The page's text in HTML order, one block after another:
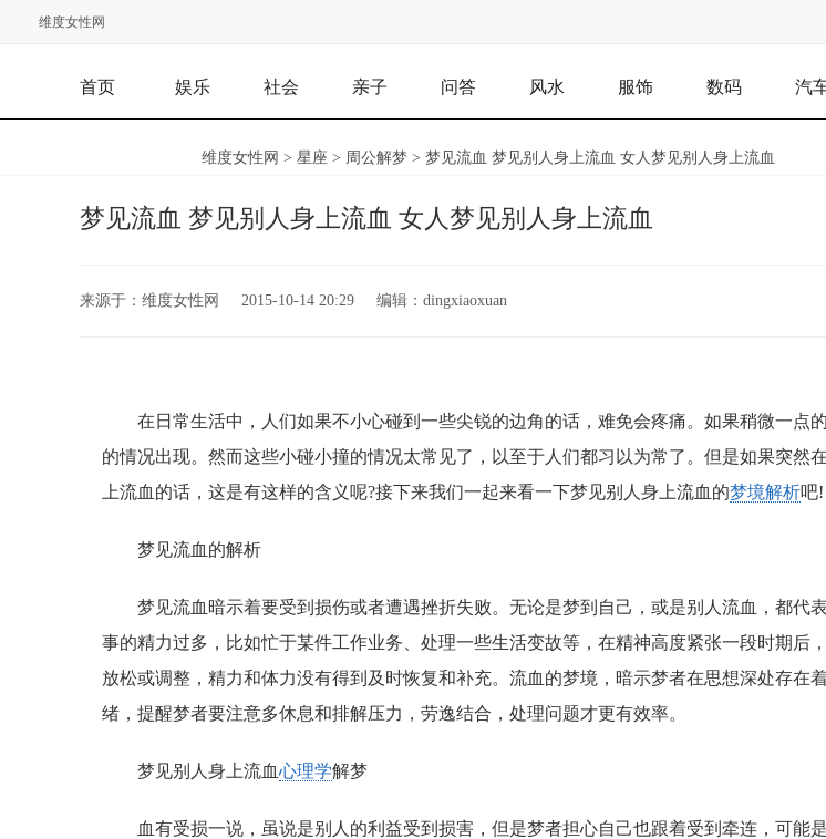
维度女性网
首页 娱乐 社会 亲子 问答 风水 服饰 数码 汽
维度女性网 > 星座 > 周公解梦 > 梦见流血 梦见别人身上流血 女人梦见别人身上流血
梦见流血 梦见别人身上流血 女人梦见别人身上流血
来源于： 维度女性网 2015-10-14 20:29 编辑： dingxiaoxuan
在日常生活中，人们如果不小心碰到一些尖锐的边角的话，难免会疼痛。如果稍微一点
的情况出现。然而这些小碰小撞的情况太常见了，以至于人们都习以为常了。但是如果突然
上流血的话，这是有这样的含义呢?接下来我们一起来看一下梦见别人身上流血的梦境解析吧!
梦见流血的解析
梦见流血暗示着要受到损伤或者遭遇挫折失败。无论是梦到自己，或是别人流血，都代
事的精力过多，比如忙于某件工作业务、处理一些生活变故等，在精神高度紧张一段时期后
放松或调整，精力和体力没有得到及时恢复和补充。流血的梦境，暗示梦者在思想深处存在
绪，提醒梦者要注意多休息和排解压力，劳逸结合，处理问题才更有效率。
梦见别人身上流血心理学解梦
血有受损一说，虽说是别人的利益受到损害，但是梦者担心自己也跟着受到牵连，可能